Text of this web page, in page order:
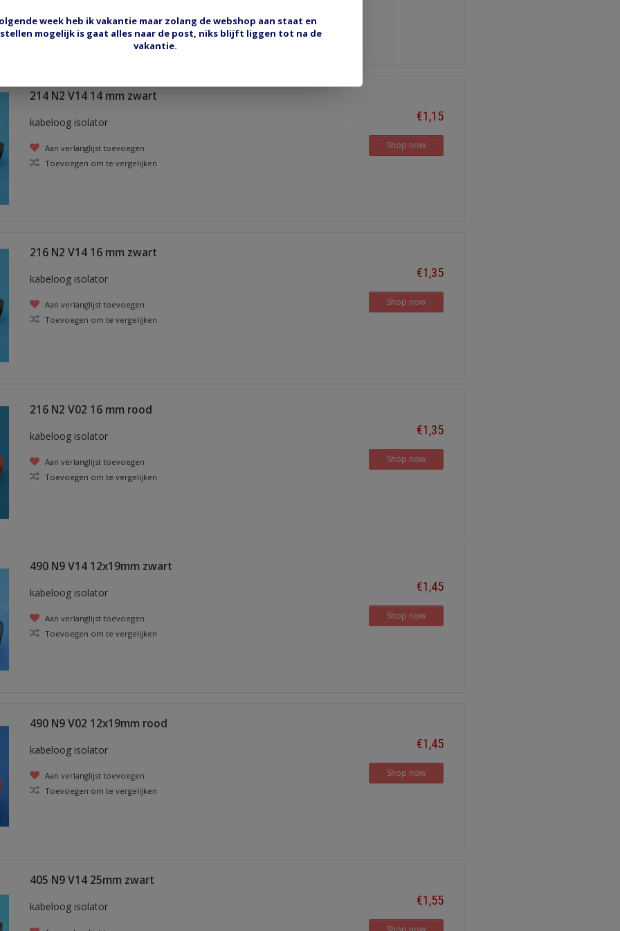
214 N2 V14 14 mm zwart
kabeloog isolator
Aan verlanglijst toevoegen
Toevoegen om te vergelijken
€1,15
Shop now
216 N2 V14 16 mm zwart
kabeloog isolator
Aan verlanglijst toevoegen
Toevoegen om te vergelijken
€1,35
Shop now
216 N2 V02 16 mm rood
kabeloog isolator
Aan verlanglijst toevoegen
Toevoegen om te vergelijken
€1,35
Shop now
490 N9 V14 12x19mm zwart
kabeloog isolator
Aan verlanglijst toevoegen
Toevoegen om te vergelijken
€1,45
Shop now
490 N9 V02 12x19mm rood
kabeloog isolator
Aan verlanglijst toevoegen
Toevoegen om te vergelijken
€1,45
Shop now
405 N9 V14 25mm zwart
kabeloog isolator €1,55
week heb ik vakantie maar zolang de webshop aan staat en
mogelijk is gaat alles naar de post, niks blijft liggen tot na de
vakantie.